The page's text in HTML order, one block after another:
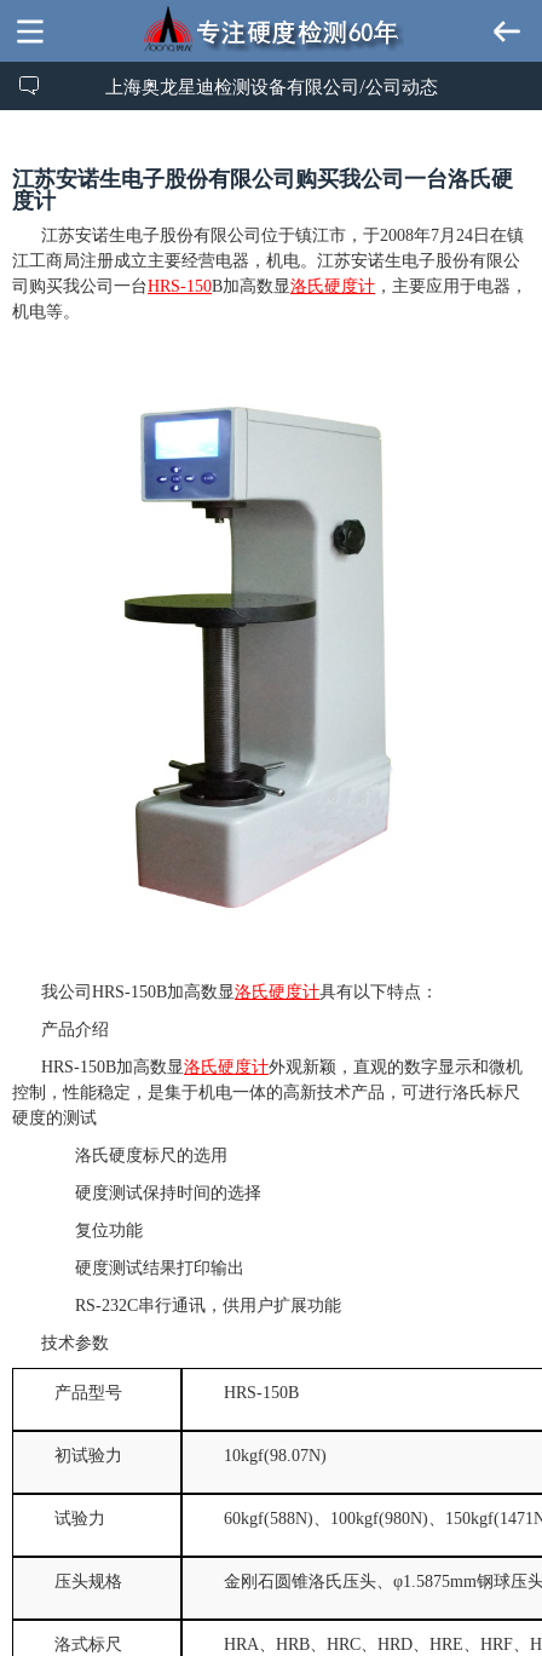
上海奥龙星迪检测设备有限公司/公司动态
江苏安诺生电子股份有限公司购买我公司一台洛氏硬
度计
江苏安诺生电子股份有限公司位于镇江市，于2008年7月24日在镇
江工商局注册成立主要经营电器，机电。 江苏安诺生电子股份有限公
司购买我公司一台HRS-150B加高数显洛氏硬度计 ，主要应用于电器，
机电等。
我公司 HRS-150B加高数显洛氏硬度计具有以下特点：
产品介绍
HRS-150B加高数显洛氏硬度计外观新颖，直观的数字显示和微机
控制，性能稳定，是集于机电一体的高新技术产品，可进行洛氏标尺
硬度的测试
洛氏硬度标尺的选用
硬度测试保持时间的选择
复位功能
硬度测试结果打印输出
RS-232C串行通讯，供用户扩展功能
技术参数
产品型号 HRS-150B
初试验力 10kgf(98.07N)
试验力 60kgf(588N)、 100kgf(980N)、
压头规格 金刚石圆锥洛氏压头、φ1.5875mm钢球压
洛式标尺 HRA、HRB、HRC、HRD、HRE、HRF、